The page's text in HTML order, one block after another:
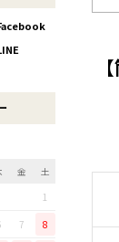
具、卵焼
るナイフ
いま
の納豆鉢
でこなす
ても優秀
金
土
1
7
8